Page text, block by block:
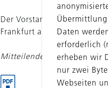
Der Vorstand
Frankfurt am Main, 27.
Mitteilende Person: Roland
Daten
erforderlich
erheben wir
nur zwei
Webseiten